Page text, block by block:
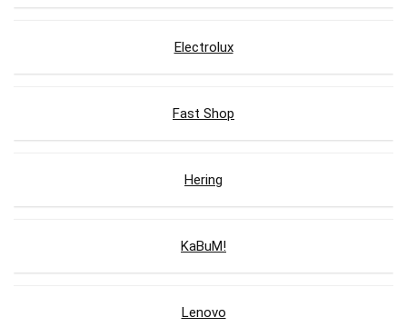
Electrolux
Fast Shop
Hering
KaBuM!
Lenovo